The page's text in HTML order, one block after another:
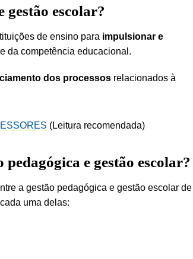
gestão escolar?
de ensino para impulsionar e
da competência educacional.
dos processos relacionados à
(Leitura recomendada)
e gestão escolar?
a gestão pedagógica e gestão escolar de
uma delas: